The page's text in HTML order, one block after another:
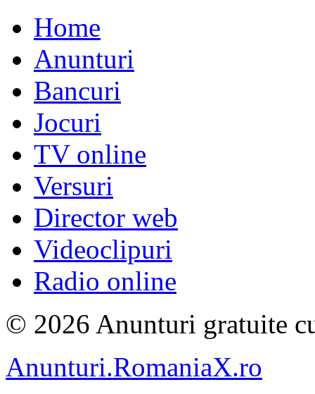
Home
Anunturi
Bancuri
Jocuri
TV online
Versuri
Director web
Videoclipuri
Radio online
© 2026 Anunturi gratuite
Anunturi.RomaniaX.ro